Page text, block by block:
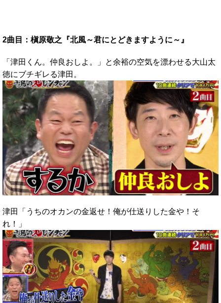
2曲目：槇原敬之『北風～君にとどきますように～』
「津田くん。仲良おしよ。」と余裕の空気を漂わせる大山太
徳にブチギレる津田。
津田「うちのオカンの金返せ！俺が仕送りした金や！そ
れ！」